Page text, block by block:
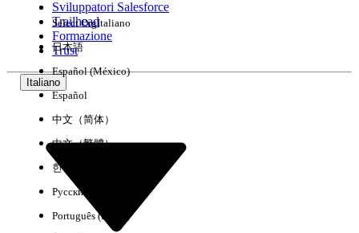
Esperienza
Sviluppatori Salesforce
Trailhead
Formazione
Trust
Italiano
Select OrgItaliano
日本語
Español (México)
Español
中文（简体）
中文（繁體）
한국어
Русский
Português (Brasil)